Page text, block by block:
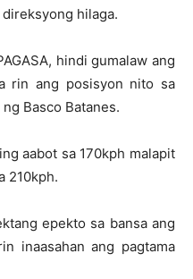
hilaga.
hindi gumalaw ang
rin ang posisyon nito sa
Basco Batanes.
aabot sa 170kph malapit
210kph.
epekto sa bansa ang
inaasahan ang pagtama